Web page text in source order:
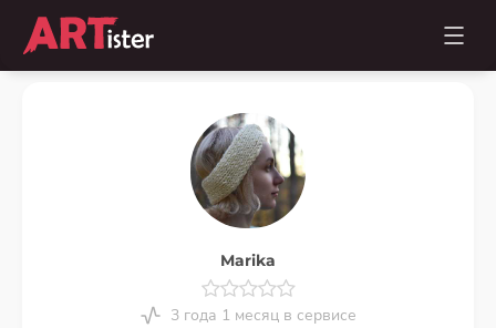
Marika
3 года 1 месяц в сервисе